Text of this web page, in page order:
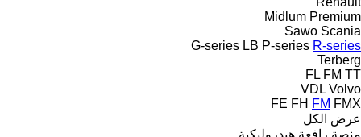
Midlum Premium
Sawo Scania
G-series LB P-series R-series
Terberg
FL FM TT
VDL Volvo
FE FH FM FMX
عرض الكل
منصة رافعة هيدروليكية